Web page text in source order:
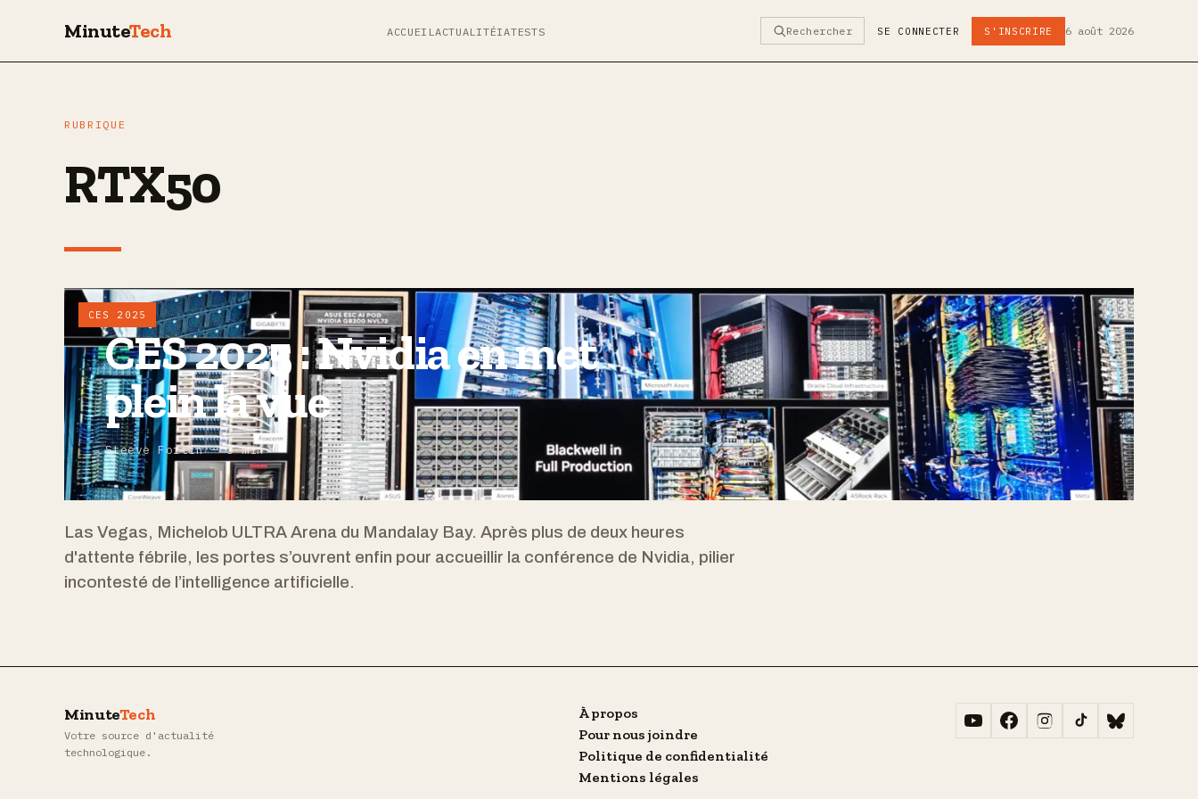
MinuteTech ACCUEILACTUALITÉIATESTS Rechercher SE CONNECTER S'INSCRIRE 6 août 2026
RUBRIQUE
RTX50
CES 2025
CES 2025 : Nvidia en met
plein la vue
Steeve Fortin — 3 min
Las Vegas, Michelob ULTRA Arena du Mandalay Bay. Après plus de deux heures
d'attente fébrile, les portes s’ouvrent enfin pour accueillir la conférence de Nvidia, pilier
incontesté de l’intelligence artificielle.
MinuteTech
Votre source d'actualité
technologique.
À propos
Pour nous joindre
Politique de confidentialité
Mentions légales